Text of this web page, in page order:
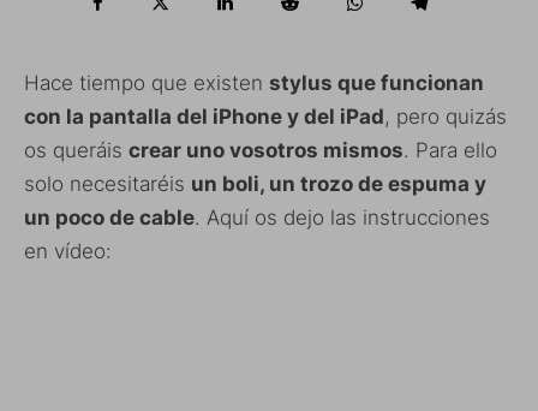
Hace tiempo que existen stylus que funcionan
con la pantalla del iPhone y del iPad, pero quizás
os queráis crear uno vosotros mismos. Para ello
solo necesitaréis un boli, un trozo de espuma y
un poco de cable. Aquí os dejo las instrucciones
en vídeo: